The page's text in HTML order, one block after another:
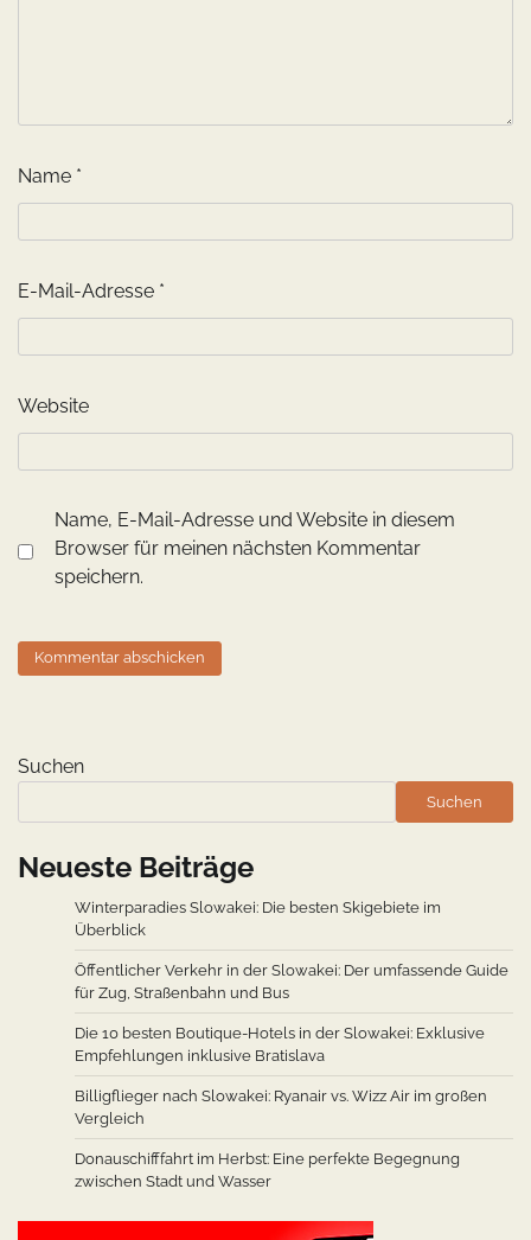
Name *
E-Mail-Adresse *
Website
Name, E-Mail-Adresse und Website in diesem
Browser für meinen nächsten Kommentar
speichern.
Suchen
Suchen
Neueste Beiträge
Winterparadies Slowakei: Die besten Skigebiete im
Überblick
Öffentlicher Verkehr in der Slowakei: Der umfassende Guide
für Zug, Straßenbahn und Bus
Die 10 besten Boutique-Hotels in der Slowakei: Exklusive
Empfehlungen inklusive Bratislava
Billigflieger nach Slowakei: Ryanair vs. Wizz Air im großen
Vergleich
Donauschifffahrt im Herbst: Eine perfekte Begegnung
zwischen Stadt und Wasser